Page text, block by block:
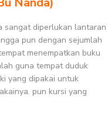
sangat diperlukan lantaran
pun dengan sejumlah
menempatkan buku
guna tempat duduk
yang dipakai untuk
pun kursi yang